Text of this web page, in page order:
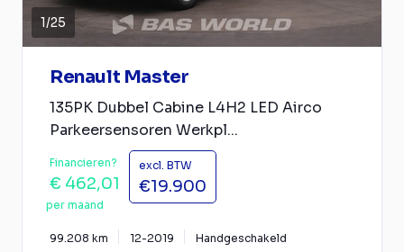
1/25
Renault Master
135PK Dubbel Cabine L4H2 LED Airco
Parkeersensoren Werkpl...
Financieren?
€ 462,01
per maand
excl. BTW
€19.900
99.208 km 12-2019 Handgeschakeld